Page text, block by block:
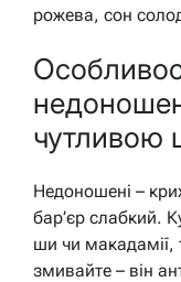
рожева, сон
чутливою
Недоношені –
бар’єр слабкий.
ши чи макадамії,
змивайте – він